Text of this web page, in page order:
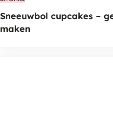
Sneeuwbol cupcakes –
maken